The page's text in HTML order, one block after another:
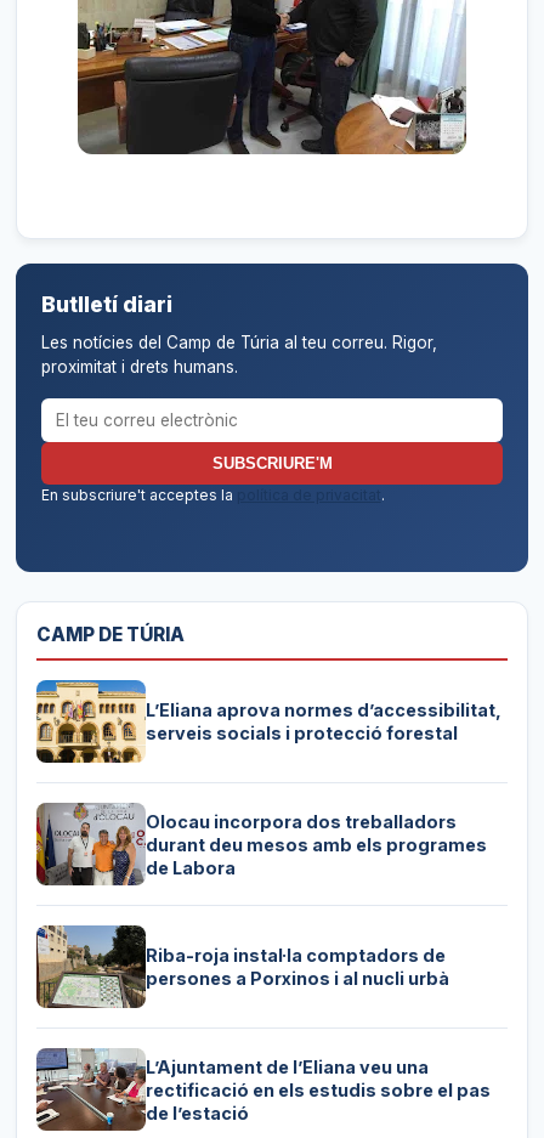
Butlletí diari
Les notícies del Camp de Túria al teu correu. Rigor,
proximitat i drets humans.
Correu electrònic per al butlletí
SUBSCRIURE'M
En subscriure't acceptes la
política de privacitat.
CAMP DE TÚRIA
L’Eliana aprova normes d’accessibilitat,
serveis socials i protecció forestal
Olocau incorpora dos treballadors
durant deu mesos amb els programes
de Labora
Riba-roja instal·la comptadors de
persones a Porxinos i al nucli urbà
L’Ajuntament de l’Eliana veu una
rectificació en els estudis sobre el pas
de l’estació